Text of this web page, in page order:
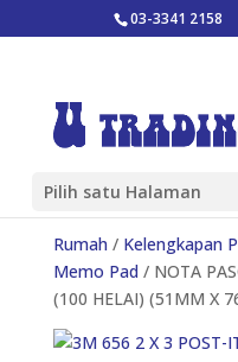
03-3341 2158
Pilih satu Halaman
Rumah / Kelengkapan
Memo Pad / NOTA
(100 HELAI) (51MM X